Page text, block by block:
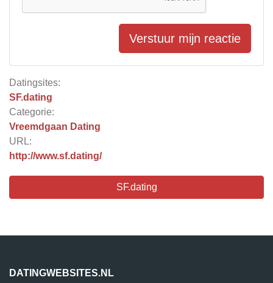
Datingsites:
SF.dating
Categorie:
Vreemdgaan Dating
URL:
http://www.sf.dating/
SF.dating
Verstuur mijn reactie
DATINGWEBSITES.NL